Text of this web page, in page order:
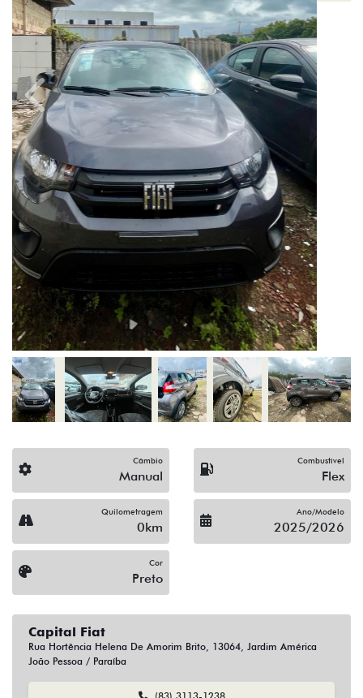
Câmbio
Manual
Combustível
Quilometragem Ano/Modelo
2025/2026
Preto
Capital Fiat
Rua Hortência Helena De Amorim Brito, 13064, Jardim América
João Pessoa / Paraíba
(83) 99951-9165
Solicitar proposta